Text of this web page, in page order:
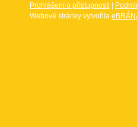
Prohlášení o přístupnosti
Webové stránky vytvořila